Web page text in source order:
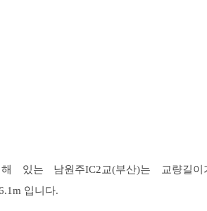
해 있는 남원주IC2교(부산)는 교량길이
입니다.